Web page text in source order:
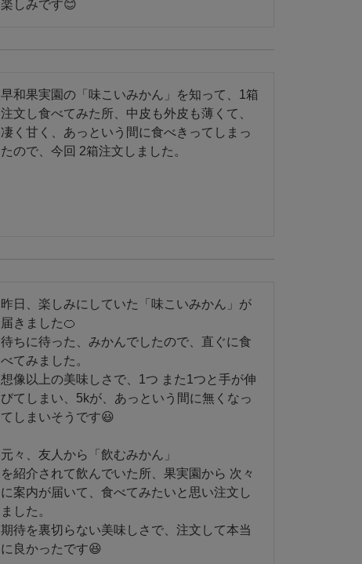
早和果実園の「味こいみかん」を知って、1箱
注文し食べてみた所、中皮も外皮も薄くて、
凄く甘く、あっという間に食べきってしまっ
たので、今回 2箱注文しました。
昨日、楽しみにしていた「味こいみかん」が
届きました🍊
待ちに待った、みかんでしたので、直ぐに食
べてみました。
想像以上の美味しさで、1つ また1つと手が伸
びてしまい、5kが、あっという間に無くなっ
てしまいそうです😃
元々、友人から「飲むみかん」
を紹介されて飲んでいた所、果実園から 次々
に案内が届いて、食べてみたいと思い注文し
ました。
期待を裏切らない美味しさで、注文して本当